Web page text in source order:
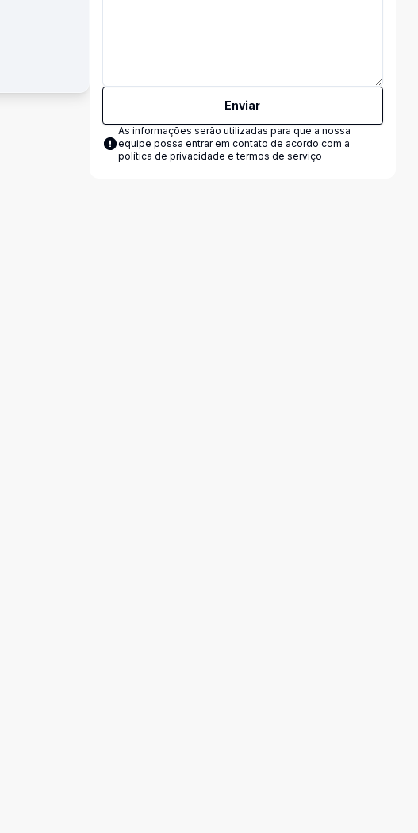
Enviar
As informações serão utilizadas para que a nossa
equipe possa entrar em contato de acordo com a
política de privacidade e termos de serviço